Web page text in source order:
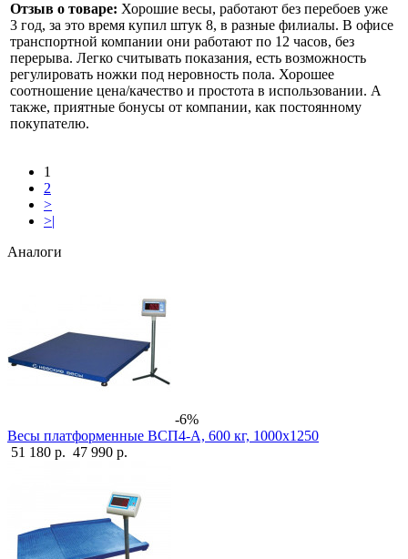
Отзыв о товаре: Хорошие весы, работают без перебоев уже
3 год, за это время купил штук 8, в разные филиалы. В офисе
транспортной компании они работают по 12 часов, без
перерыва. Легко считывать показания, есть возможность
регулировать ножки под неровность пола. Хорошее
соотношение цена/качество и простота в использовании. А
также, приятные бонусы от компании, как постоянному
покупателю.
1
2
>
>|
Аналоги
-6%
Весы платформенные ВСП4-А, 600 кг, 1000х1250
51 180 р. 47 990 р.